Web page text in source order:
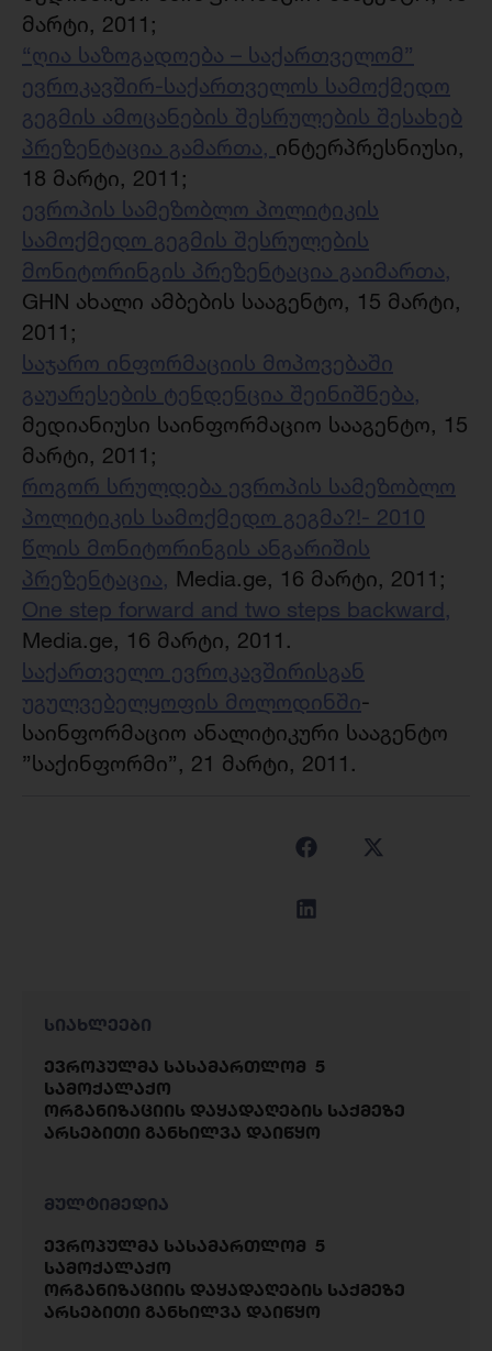
მარტი, 2011;
“ღია საზოგადოება – საქართველომ”
ევროკავშირ-საქართველოს სამოქმედო
გეგმის ამოცანების შესრულების შესახებ
პრეზენტაცია გამართა, ინტერპრესნიუსი,
18 მარტი, 2011;
ევროპის სამეზობლო პოლიტიკის
სამოქმედო გეგმის შესრულების
მონიტორინგის პრეზენტაცია გაიმართა,
GHN ახალი ამბების სააგენტო, 15 მარტი,
2011;
საჯარო ინფორმაციის მოპოვებაში
გაუარესების ტენდენცია შეინიშნება,
მედიანიუსი საინფორმაციო სააგენტო, 15
მარტი, 2011;
როგორ სრულდება ევროპის სამეზობლო
პოლიტიკის სამოქმედო გეგმა?!- 2010
წლის მონიტორინგის ანგარიშის
პრეზენტაცია, Media.ge, 16 მარტი, 2011;
One step forward and two steps backward,
Media.ge, 16 მარტი, 2011.
საქართველო ევროკავშირისგან
უგულვებელყოფის მოლოდინში-
საინფორმაციო ანალიტიკური სააგენტო
”საქინფორმი”, 21 მარტი, 2011.
სიახლეები
ევროპულმა სასამართლომ 5
სამოქალაქო
ორგანიზაციის დაყადაღების საქმეზე
არსებითი განხილვა დაიწყო
მულტიმედია
ევროპულმა სასამართლომ 5
სამოქალაქო
ორგანიზაციის დაყადაღების საქმეზე
არსებითი განხილვა დაიწყო